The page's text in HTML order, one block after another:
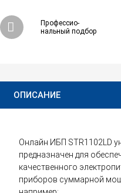
Профессио-
нальный подбор
68 470 ₽
ОПИСАНИЕ
Онлайн ИБП STR1102LD
предназначен для
качественного
приборов суммарной